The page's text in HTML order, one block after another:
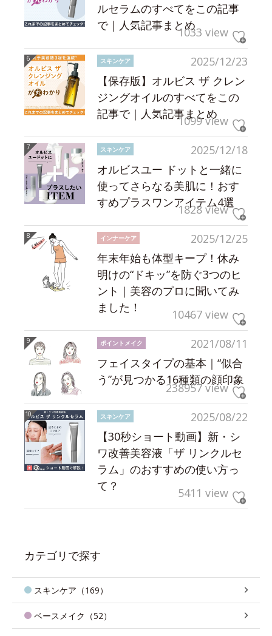
ルセラムのすべてをこの記事
で｜人気記事まとめ1033 view
2025/12/23
スキンケア
【保存版】オルビス ザ クレン
ジングオイルのすべてをこの
記事で｜人気記事まとめ
1099 view
2025/12/18
スキンケア
オルビスユー ドットと一緒に
使ってさらなる美肌に！おす
すめプラスワンアイテム4選
1828 view
2025/12/25
インナーケア
年末年始も体型キープ！休み
明けの“ドキッ”を防ぐ3つのヒ
ント｜美容のプロに聞いてみ
ました！
10467 view
2021/08/11
ポイントメイク
フェイスタイプの基本｜“似合
う”が見つかる16種類の顔印象
238957 view
2025/08/22
スキンケア
【30秒ショート動画】新・シ
ワ改善美容液「ザ リンクルセ
ラム」のおすすめの使い方っ
て？
5411 view
カテゴリで探す
スキンケア（169）
ベースメイク（52）